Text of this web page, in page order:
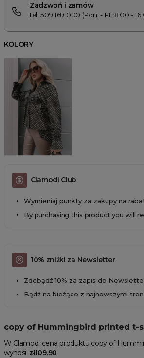
Zadzwoń i zamów
tel. 509 169 000 (Pon. - Pt. 8:00 -
KOLORY
Clamodi Club
Wymieniaj punkty za zakupy na
By purchasing this product you will
10% zniżki za Newsletter
Zdobądź 10% za zapis do
Bądź na bieżąco z najnowszymi
copy of Hummingbird printed t-
W Clamodi cena produktu copy of
wynosi: zł109.90